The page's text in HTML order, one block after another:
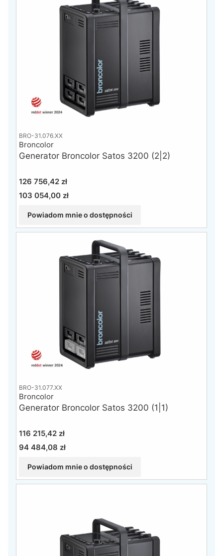
BRO-31.076.XX
Generator Broncolor Satos 3200 (2|2)
Broncolor
Cena
126 756,42 zł
Cena
103 054,00 zł
Powiadom mnie o dostępności
BRO-31.077.XX
Generator Broncolor Satos 3200 (1|1)
Broncolor
Cena
116 215,42 zł
Cena
94 484,08 zł
Powiadom mnie o dostępności